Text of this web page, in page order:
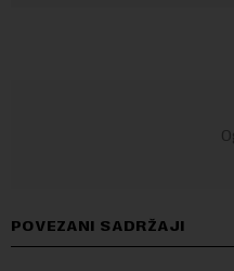
POVEZANI SADRŽAJI